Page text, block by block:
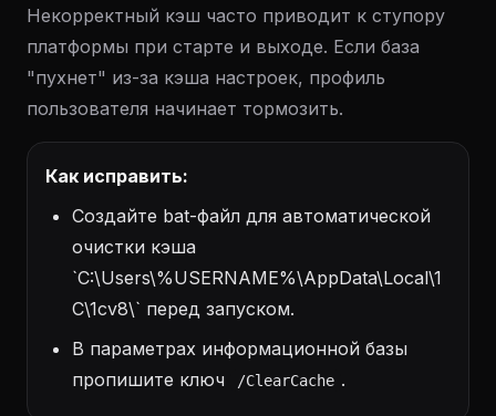
Некорректный кэш часто приводит к ступору
платформы при старте и выходе. Если база
"пухнет" из-за кэша настроек, профиль
пользователя начинает тормозить.
Как исправить:
Создайте bat-файл для автоматической
очистки кэша
`C:\Users\%USERNAME%\AppData\Local\1
C\1cv8\` перед запуском.
В параметрах информационной базы
пропишите ключ
/ClearCache .